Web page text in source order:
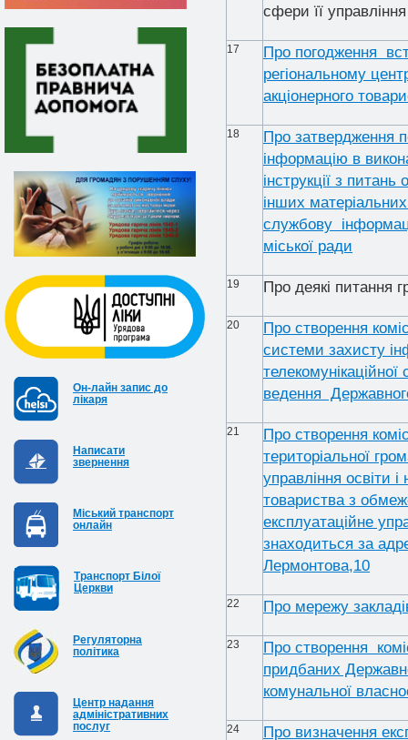
Он-лайн запис до
лікаря
Написати
звернення
Міський транспорт
онлайн
Транспорт Білої
Церкви
Регуляторна
політика
Центр надання
адміністративних
послуг
сфери її управління
17
Про погодження
регіональному
акціонерного
18
Про затвердження
інформацію в
інструкції з питань
інших
службову
міської ради
19 Про деякі питання
20
Про створення
системи захисту
ведення
21
Про створення
територіальної
управління освіти і
товариства з
експлуатаційне
знаходиться за
Лермонтова,10
22 Про мережу
23
Про створення
придбаних
комунальної
24 Про визначення